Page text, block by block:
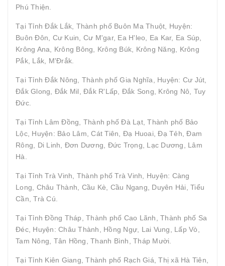
Phú Thiện.
Tại Tỉnh Đắk Lắk, Thành phố Buôn Ma Thuột, Huyện:
Buôn Đôn, Cư Kuin, Cư M'gar, Ea H'leo, Ea Kar, Ea Súp,
Krông Ana, Krông Bông, Krông Búk, Krông Năng, Krông
Pắk, Lắk, M'Đrắk.
Tại Tỉnh Đắk Nông, Thành phố Gia Nghĩa, Huyện: Cư Jút,
Đắk Glong, Đắk Mil, Đắk R'Lấp, Đắk Song, Krông Nô, Tuy
Đức.
Tại Tỉnh Lâm Đồng, Thành phố Đà Lạt, Thành phố Bảo
Lộc, Huyện: Bảo Lâm, Cát Tiên, Đạ Huoai, Đạ Tẻh, Đam
Rông, Di Linh, Đơn Dương, Đức Trọng, Lạc Dương, Lâm
Hà.
Tại Tỉnh Trà Vinh, Thành phố Trà Vinh, Huyện: Càng
Long, Châu Thành, Cầu Kè, Cầu Ngang, Duyên Hải, Tiểu
Cần, Trà Cú.
Tại Tỉnh Đồng Tháp, Thành phố Cao Lãnh, Thành phố Sa
Đéc, Huyện: Châu Thành, Hồng Ngự, Lai Vung, Lấp Vò,
Tam Nông, Tân Hồng, Thanh Bình, Tháp Mười.
Tại Tỉnh Kiên Giang, Thành phố Rạch Giá, Thị xã Hà Tiên,